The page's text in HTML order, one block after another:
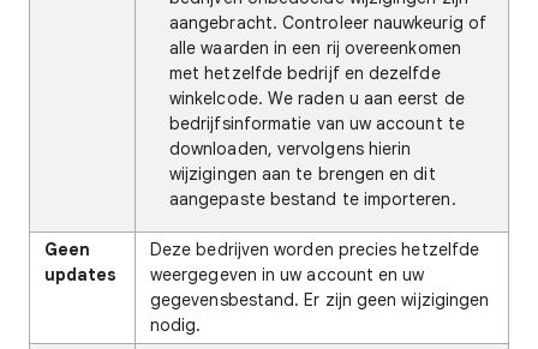
aangebracht. Controleer nauwkeurig of
alle waarden in een rij overeenkomen
met hetzelfde bedrijf en dezelfde
winkelcode. We raden u aan eerst de
bedrijfsinformatie van uw account te
downloaden, vervolgens hierin
wijzigingen aan te brengen en dit
aangepaste bestand te importeren.
Geen
updates
Deze bedrijven worden precies hetzelfde
weergegeven in uw account en uw
gegevensbestand. Er zijn geen wijzigingen
nodig.